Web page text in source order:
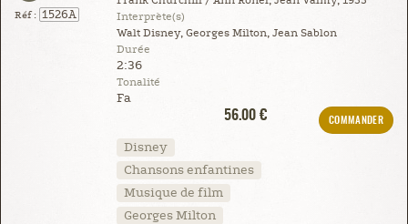
Réf : 1526A
Interprète(s)
Walt Disney, Georges Milton, Jean Sablon
Durée
2:36
Tonalité
Fa
56.00 €
COMMANDER
Disney
Chansons enfantines
Musique de film
Georges Milton